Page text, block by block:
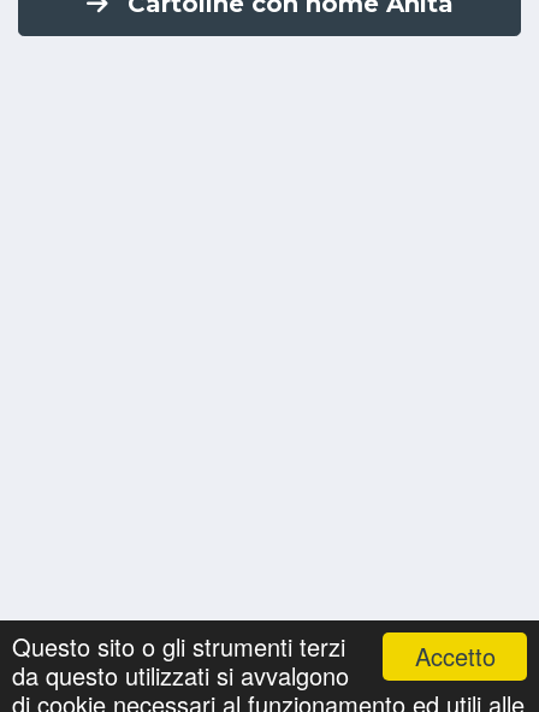
Accetto
Questo sito o gli strumenti terzi
da questo utilizzati si avvalgono
di cookie necessari al funzionamento ed utili alle
Nomi Ricerche Privacy Policy
Onomastici